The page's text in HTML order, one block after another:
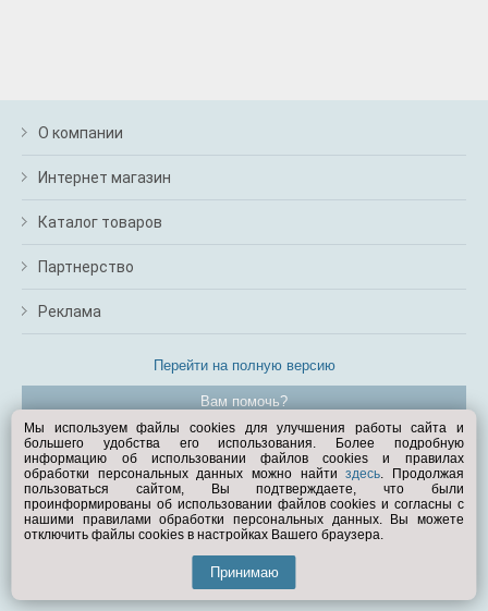
О компании
Интернет магазин
Каталог товаров
Партнерство
Реклама
Перейти на полную версию
Вам помочь?
© Exist.ru 1998—2026
Мы используем файлы cookies для улучшения работы сайта и
большего удобства его использования. Более подробную
информацию об использовании файлов cookies и правилах
обработки персональных данных можно найтиздесь. Продолжая
пользоваться сайтом, Вы подтверждаете, что были
проинформированы об использовании файлов cookies и согласны с
нашими правилами обработки персональных данных. Вы можете
отключить файлы cookies в настройках Вашего браузера.
Принимаю